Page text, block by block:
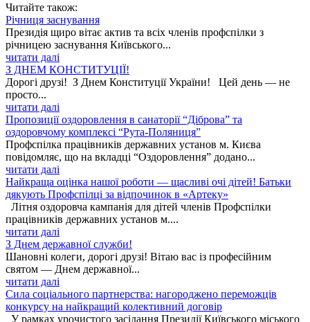
Читайте також:
Річниця заснування
Президія щиро вітає актив та всіх членів профспілки з
річницею заснування Київського...
читати далі
З ДНЕМ КОНСТИТУЦІЇ!
Дорогі друзі! З Днем Конституції України! Цей день — не
просто...
читати далі
Пропозиції оздоровлення в санаторії “Діброва” та
оздоровчому комплексі “Рута-Поляниця”
Профспілка працівників державних установ м. Києва
повідомляє, що на вкладці “Оздоровлення” додано...
читати далі
Найкраща оцінка нашої роботи — щасливі очі дітей! Батьки
дякують Профспілці за відпочинок в «Артеку»
Літня оздоровча кампанія для дітей членів Профспілки
працівників державних установ м....
читати далі
З Днем державної служби!
Шановні колеги, дорогі друзі! Вітаю вас із професійним
святом — Днем державної...
читати далі
Сила соціального партнерства: нагороджено переможців
конкурсу на найкращий колективний договір
У рамках урочистого засідання Президії Київського міського